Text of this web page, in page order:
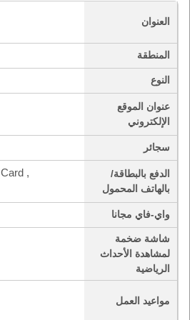
العنوان
المنطقة
النوع
عنوان الموقع
الإلكتروني
سجائر
الدفع بالبطاقة/
بالهاتف المحمول
,
واي-فاي مجانا
شاشة ضخمة
لمشاهدة الأحداث
الرياضية
مواعيد العمل